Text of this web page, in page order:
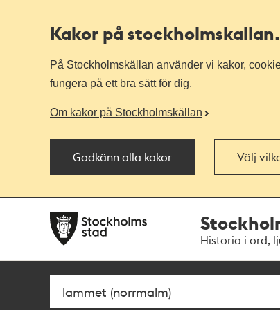
Kakor på stockholmskallan
På Stockholmskällan använder vi kakor,
fungera på ett bra sätt för dig.
Om kakor på Stockholmskällan
Godkänn alla kakor Välj
navigationen
huvudinnehållet
Historia i ord,
Sök